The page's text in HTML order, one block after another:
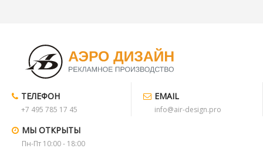
ТЕЛЕФОН
+7 495 785 17 45
EMAIL
info@air-design.pro
МЫ ОТКРЫТЫ
Пн-Пт 10:00 - 18:00